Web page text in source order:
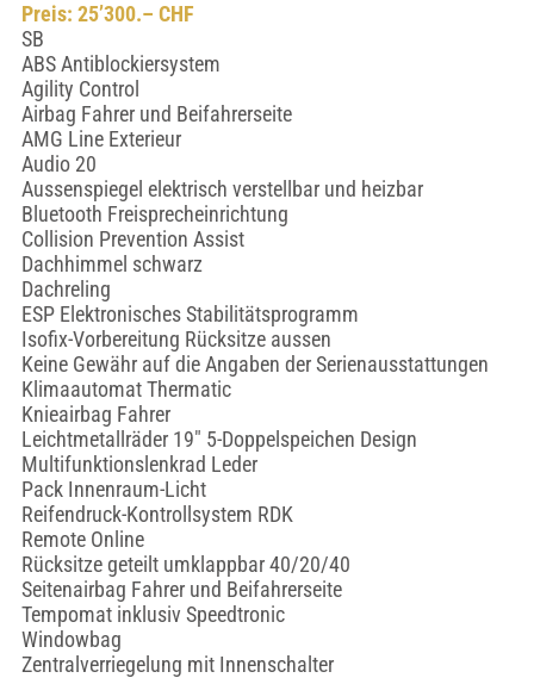
Preis: 25’300.– CHF
SB
ABS Antiblockiersystem
Agility Control
Airbag Fahrer und Beifahrerseite
AMG Line Exterieur
Audio 20
Aussenspiegel elektrisch verstellbar und heizbar
Bluetooth Freisprecheinrichtung
Collision Prevention Assist
Dachhimmel schwarz
Dachreling
ESP Elektronisches Stabilitätsprogramm
Isofix-Vorbereitung Rücksitze aussen
Keine Gewähr auf die Angaben der Serienausstattungen
Klimaautomat Thermatic
Knieairbag Fahrer
Leichtmetallräder 19" 5-Doppelspeichen Design
Multifunktionslenkrad Leder
Pack Innenraum-Licht
Reifendruck-Kontrollsystem RDK
Remote Online
Rücksitze geteilt umklappbar 40/20/40
Seitenairbag Fahrer und Beifahrerseite
Tempomat inklusiv Speedtronic
Windowbag
Zentralverriegelung mit Innenschalter